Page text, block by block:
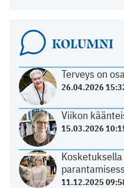
KOLUMNI
Terveys on
26.04.2026
Viikon
15.03.2026
11.12.2025